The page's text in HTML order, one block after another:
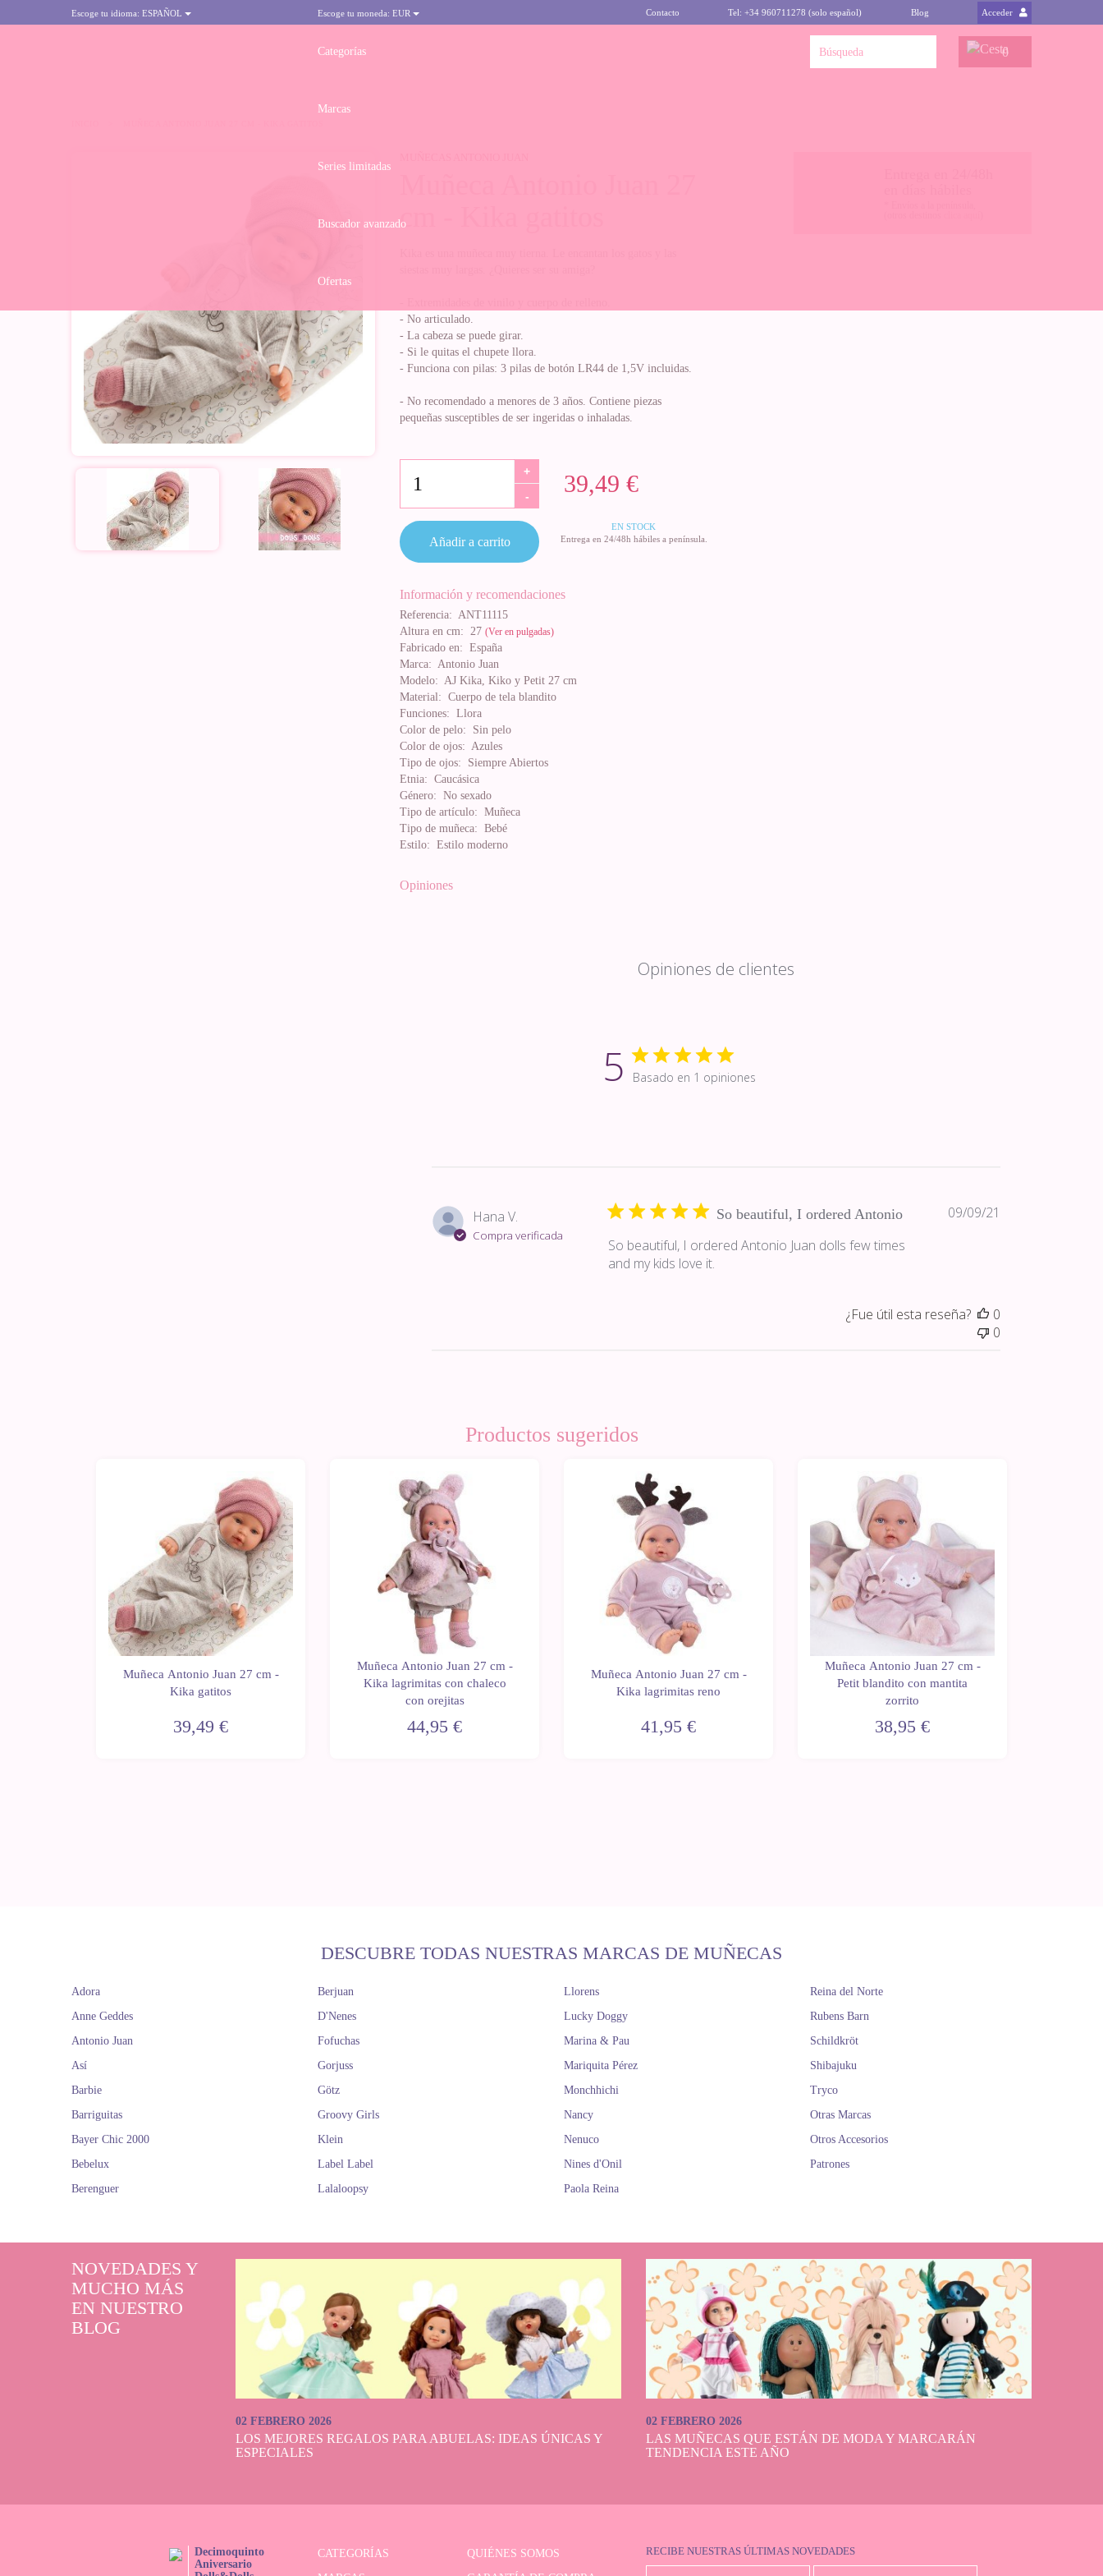
Escoge tu idioma: ESPAÑOL Escoge tu moneda: EUR Contacto Tel: +34 960711278 (solo español) Blog Acceder
Categorías
Marcas
Series limitadas
Buscador avanzado
Ofertas
0
cm - Kika gatitos
- No articulado.
- La cabeza se puede girar.
- Si le quitas el chupete llora.
- Funciona con pilas: 3 pilas de botón LR44 de 1,5V incluidas.
- No recomendado a menores de 3 años. Contiene piezas
pequeñas susceptibles de ser ingeridas o inhaladas.
39,49 €
+
-
EN STOCK
Entrega en 24/48h hábiles a península.
Añadir a carrito
Información y recomendaciones
Referencia: ANT11115
Altura en cm: 27 (Ver en pulgadas)
Fabricado en: España
Marca: Antonio Juan
Modelo: AJ Kika, Kiko y Petit 27 cm
Material: Cuerpo de tela blandito
Funciones: Llora
Color de pelo: Sin pelo
Color de ojos: Azules
Tipo de ojos: Siempre Abiertos
Etnia: Caucásica
Género: No sexado
Tipo de artículo: Muñeca
Tipo de muñeca: Bebé
Estilo: Estilo moderno
Opiniones
Opiniones de clientes
5 Basado en 1 opiniones
Hana V.
Compra verificada
So beautiful, I ordered Antonio
So beautiful, I ordered Antonio Juan dolls few times
and my kids love it.
09/09/21
¿Fue útil esta reseña?
0
0
Productos sugeridos
Muñeca Antonio Juan 27 cm -
Kika gatitos
39,49 €
Muñeca Antonio Juan 27 cm -
Kika lagrimitas con chaleco
con orejitas
44,95 €
Muñeca Antonio Juan 27 cm -
Kika lagrimitas reno
41,95 €
Muñeca Antonio Juan 27 cm -
Petit blandito con mantita
zorrito
38,95 €
DESCUBRE TODAS NUESTRAS MARCAS DE MUÑECAS
Adora
Anne Geddes
Antonio Juan
Así
Barbie
Barriguitas
Bayer Chic 2000
Bebelux
Berenguer
Berjuan
D'Nenes
Fofuchas
Gorjuss
Götz
Groovy Girls
Klein
Label Label
Lalaloopsy
Llorens
Lucky Doggy
Marina & Pau
Mariquita Pérez
Monchhichi
Nancy
Nenuco
Nines d'Onil
Paola Reina
Reina del Norte
Rubens Barn
Schildkröt
Shibajuku
Tryco
Otras Marcas
Otros Accesorios
Patrones
NOVEDADES Y
MUCHO MÁS
EN NUESTRO
BLOG
02 FEBRERO 2026
LOS MEJORES REGALOS PARA ABUELAS: IDEAS ÚNICAS Y
ESPECIALES
02 FEBRERO 2026
LAS MUÑECAS QUE ESTÁN DE MODA Y MARCARÁN
TENDENCIA ESTE AÑO
Decimoquinto
Aniversario
CATEGORÍAS
QUIÉNES SOMOS
RECIBE NUESTRAS ÚLTIMAS NOVEDADES